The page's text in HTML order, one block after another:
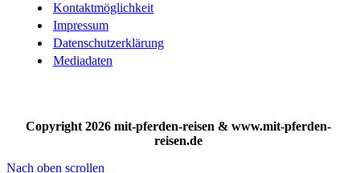
Kontaktmöglichkeit
Impressum
Datenschutzerklärung
Mediadaten
Copyright 2026 mit-pferden-reisen & www.mit-pferden-
reisen.de
Nach oben scrollen